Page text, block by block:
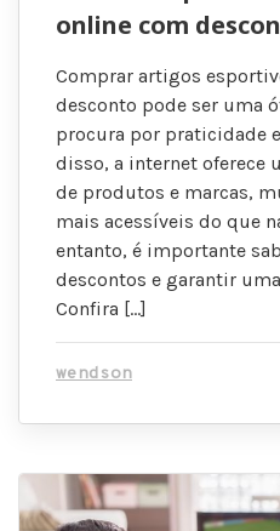
online com
Comprar artigos
desconto pode ser uma
procura por praticidade
disso, a internet oferece
de produtos e marcas,
mais acessíveis do que
entanto, é importante
descontos e garantir
Confira […]
wendson